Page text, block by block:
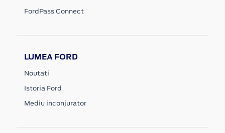
FordPass Connect
LUMEA FORD
Noutati
Istoria Ford
Mediu inconjurator